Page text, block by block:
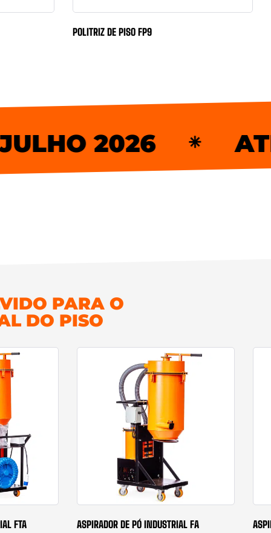
POLITRIZ DE PISO FP9
2026
PARA O
DO PISO
FTA ASPIRADOR DE PÓ INDUSTRIAL FA